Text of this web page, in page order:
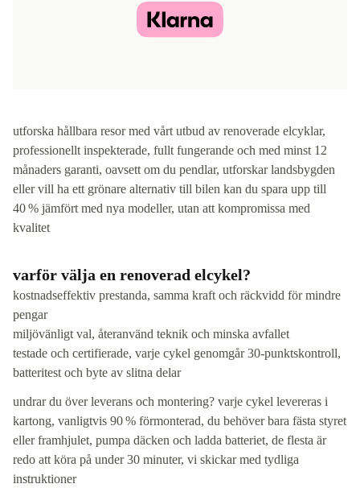
utforska hållbara resor med vårt utbud av renoverade elcyklar,
professionellt inspekterade, fullt fungerande och med minst 12
månaders garanti, oavsett om du pendlar, utforskar landsbygden
eller vill ha ett grönare alternativ till bilen kan du spara upp till
40 % jämfört med nya modeller, utan att kompromissa med
kvalitet
varför välja en renoverad elcykel?
kostnadseffektiv prestanda, samma kraft och räckvidd för mindre
pengar
miljövänligt val, återanvänd teknik och minska avfallet
testade och certifierade, varje cykel genomgår 30-punktskontroll,
batteritest och byte av slitna delar
undrar du över leverans och montering? varje cykel levereras i
kartong, vanligtvis 90 % förmonterad, du behöver bara fästa styret
eller framhjulet, pumpa däcken och ladda batteriet, de flesta är
redo att köra på under 30 minuter, vi skickar med tydliga
instruktioner